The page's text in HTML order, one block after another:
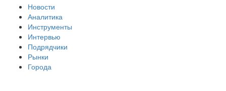
Новости
Аналитика
Инструменты
Интервью
Подрядчики
Рынки
Города